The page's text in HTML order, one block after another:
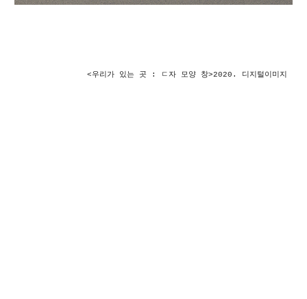
<우리가 있는 곳 : ㄷ자 모양 창>2020. 디지털이미지